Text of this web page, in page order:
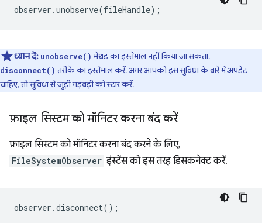
observer .unobserve(fileHandle);
ध्यान दें: unobserve() मेथड का इस्तेमाल नहीं किया जा सकता.
disconnect() तरीके का इस्तेमाल करें. अगर आपको इस सुविधा के बारे में अपडेट
चाहिए, तोसुविधा से जुड़ी गड़बड़ीको स्टार करें.
फ़ाइल सिस्टम को मॉनिटर करना बंद करें
फ़ाइल सिस्टम को मॉनिटर करना बंद करने के लिए,
FileSystemObserver इंस्टेंस को इस तरह डिसकनेक्ट करें.
observer .disconnect();